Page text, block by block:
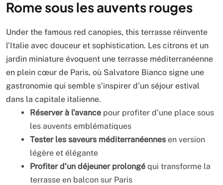
Rome sous les auvents rouges
Under the famous red canopies, this terrasse réinvente
l’Italie avec douceur et sophistication. Les citrons et un
jardin miniature évoquent une terrasse méditerranéenne
en plein cœur de Paris, où Salvatore Bianco signe une
gastronomie qui semble s’inspirer d’un séjour estival
dans la capitale italienne.
Réserver à l’avance pour profiter d’une place sous
les auvents emblématiques
Tester les saveurs méditerranéennes en version
légère et élégante
Profiter d’un déjeuner prolongé qui transforme la
terrasse en balcon sur Paris